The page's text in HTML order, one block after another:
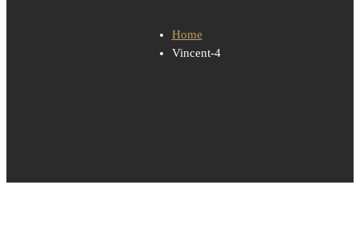
Home
Vincent-4